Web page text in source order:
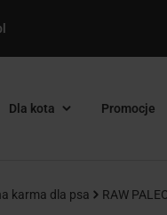
Dla kota Promocje
karma dla psa RAW